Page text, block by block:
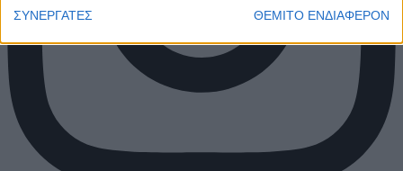
ΣΥΝΕΡΓΑΤΕΣ ΘΕΜΙΤΟ ΕΝΔΙΑΦΕΡΟΝ